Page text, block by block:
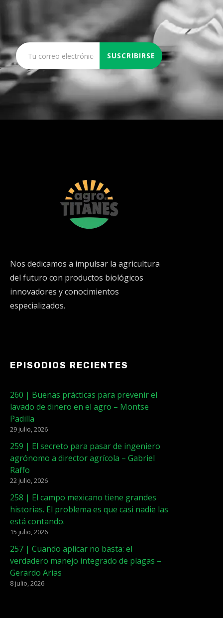
Nos dedicamos a impulsar la agricultura
del futuro con productos biológicos
innovadores y conocimientos
especializados.
EPISODIOS RECIENTES
260 | Buenas prácticas para prevenir el
lavado de dinero en el agro – Montse
Padilla
29 julio, 2026
259 | El secreto para pasar de ingeniero
agrónomo a director agrícola – Gabriel
Raffo
22 julio, 2026
258 | El campo mexicano tiene grandes
historias. El problema es que casi nadie las
está contando.
15 julio, 2026
257 | Cuando aplicar no basta: el
verdadero manejo integrado de plagas –
Gerardo Arias
8 julio, 2026